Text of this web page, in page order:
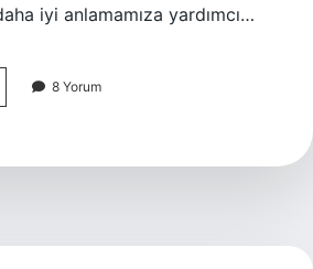
iyi anlamamıza yardımcı…
8 Yorum